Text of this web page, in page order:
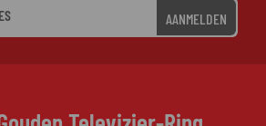
AANMELDEN